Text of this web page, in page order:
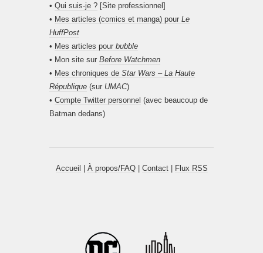
• Qui suis-je ? [Site professionnel]
• Mes articles (comics et manga) pour Le
HuffPost
• Mes articles pour bubble
• Mon site sur Before Watchmen
• Mes chroniques de Star Wars – La Haute
République (sur UMAC)
• Compte Twitter personnel (avec beaucoup de
Batman dedans)
Accueil À propos/FAQ| Contact| Flux RSS